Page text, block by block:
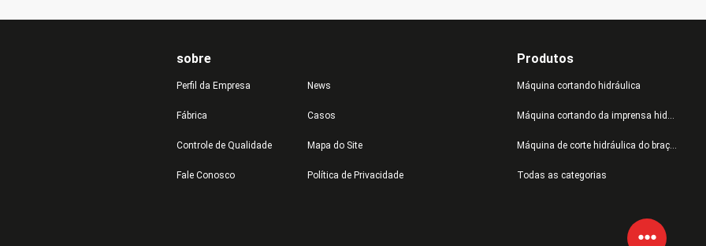
sobre
Perfil da Empresa
Fábrica
Controle de Qualidade
Fale Conosco
News
Casos
Mapa do Site
Política de Privacidade
Produtos
Máquina cortando hidráulica
Máquina cortando da imprensa hidráulica
Máquina de corte hidráulica do braço do balanço
Todas as categorias